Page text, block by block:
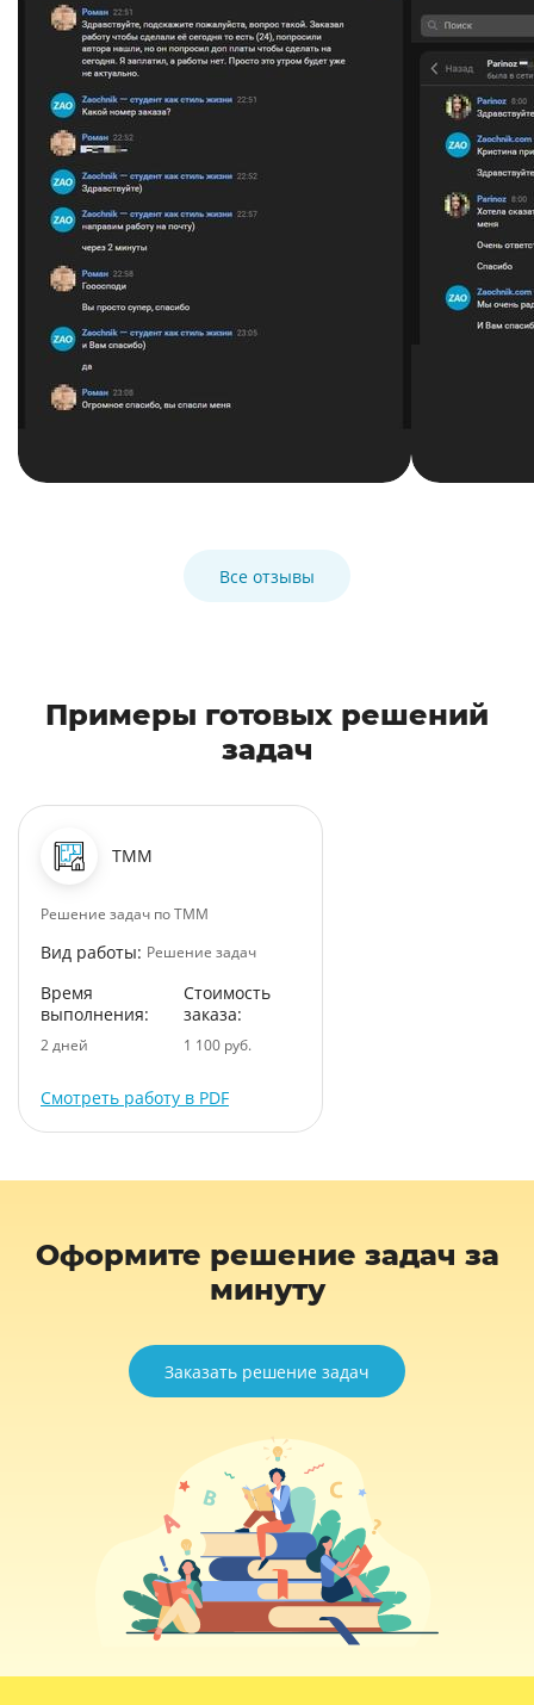
Все отзывы
Примеры готовых решений
задач
ТММ
Решение задач по ТММ
Вид работы: Решение задач
Время
выполнения:
2 дней
Стоимость
заказа:
1 100 руб.
Смотреть работу в PDF
Оформите решение задач за
минуту
Заказать решение задач